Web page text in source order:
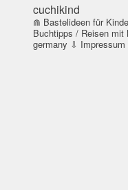
cuchikind
⋒ Bastelideen für
Buchtipps / Reisen mit
germany ⇩ Impressum